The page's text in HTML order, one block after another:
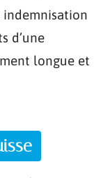
indemnisation
d’une
longue et